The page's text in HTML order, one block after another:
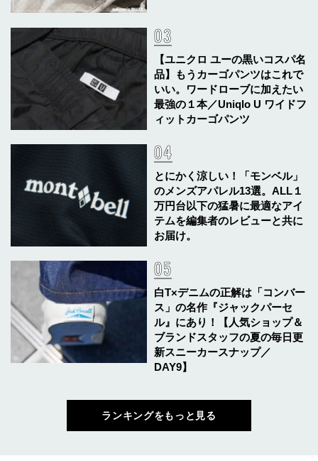
【ユニクロ ユーの黒いコスパ名
品】もうカーゴパンツはこれで
いい。ワードローブに加えたい
最強の１本／Uniqlo U ワイドフ
ィットカーゴパンツ
とにかく涼しい！「モンベル」
のメンズアパレル13選。ALL１
万円台以下の猛暑に最適なアイ
テムを編集者のレビューと共に
お届け。
白T×デニムの正解は「コンバー
ス」の名作『ジャックパーセ
ル』にあり！【人気ショップ＆
ブランドスタッフの夏の毎日更
新スニーカースナップ／
DAY9】
ランキングをもっと見る